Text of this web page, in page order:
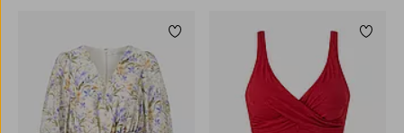
Lägg till i favoriter
XL
Lägg